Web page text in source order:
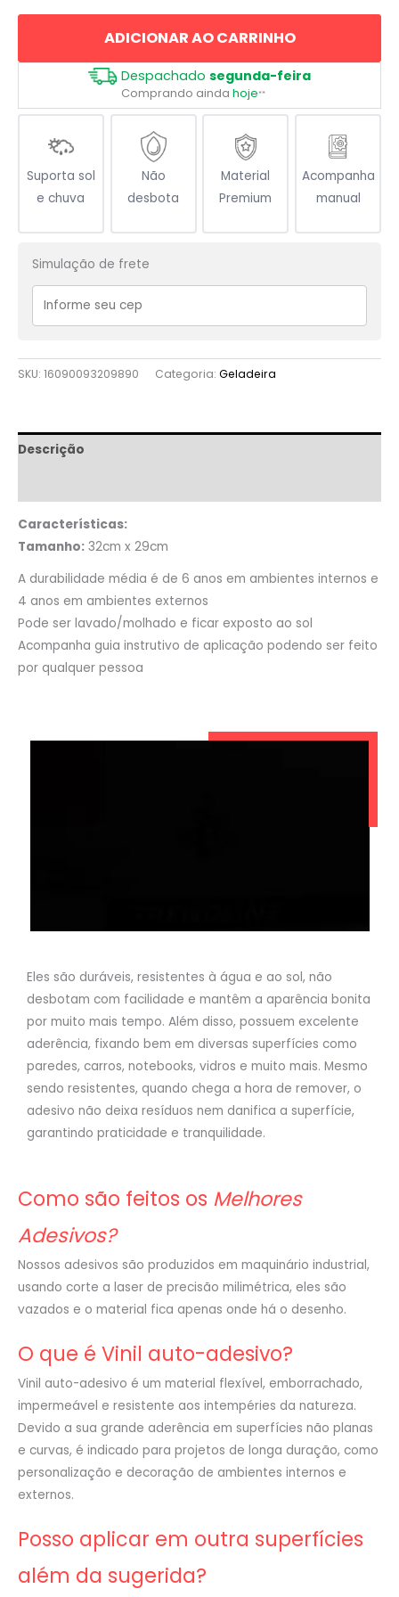
Símbolo
quantidade
ADICIONAR AO CARRINHO
Despachado segunda-feira
Comprando ainda hoje**
Suporta sol
e chuva
Não
desbota
Material
Premium
Acompanha
manual
Simulação de frete
SKU: 16090093209890 Categoria: Geladeira
Descrição
Características:
Tamanho: 32cm x 29cm
A durabilidade média é de 6 anos em ambientes internos e
4 anos em ambientes externos
Pode ser lavado/molhado e ficar exposto ao sol
Acompanha guia instrutivo de aplicação podendo ser feito
por qualquer pessoa
Eles são duráveis, resistentes à água e ao sol, não
desbotam com facilidade e mantêm a aparência bonita
por muito mais tempo. Além disso, possuem excelente
aderência, fixando bem em diversas superfícies como
paredes, carros, notebooks, vidros e muito mais. Mesmo
sendo resistentes, quando chega a hora de remover, o
adesivo não deixa resíduos nem danifica a superfície,
garantindo praticidade e tranquilidade.
Como são feitos os Melhores
Adesivos?
Nossos adesivos são produzidos em maquinário industrial,
usando corte a laser de precisão milimétrica, eles são
vazados e o material fica apenas onde há o desenho.
O que é Vinil auto-adesivo?
Vinil auto-adesivo é um material flexível, emborrachado,
impermeável e resistente aos intempéries da natureza.
Devido a sua grande aderência em superfícies não planas
e curvas, é indicado para projetos de longa duração, como
personalização e decoração de ambientes internos e
externos.
Posso aplicar em outra superfícies
além da sugerida?